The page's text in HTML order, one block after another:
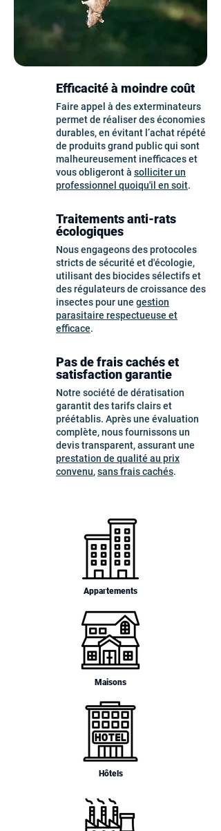
Efficacité à moindre coût
Faire appel à des exterminateurs
permet de réaliser des économies
durables, en évitant l’achat répété
de produits grand public qui sont
malheureusement inefficaces et
vous obligeront à solliciter un
professionnel quoiqu'il en soit.
Traitements anti-rats
écologiques
Nous engageons des protocoles
stricts de sécurité et d'écologie,
utilisant des biocides sélectifs et
des régulateurs de croissance des
insectes pour une gestion
parasitaire respectueuse et
efficace.
Pas de frais cachés et
satisfaction garantie
Notre société de dératisation
garantit des tarifs clairs et
préétablis. Après une évaluation
complète, nous fournissons un
devis transparent, assurant une
prestation de qualité au prix
convenu,sans frais cachés.
Appartements
Maisons
Hôtels